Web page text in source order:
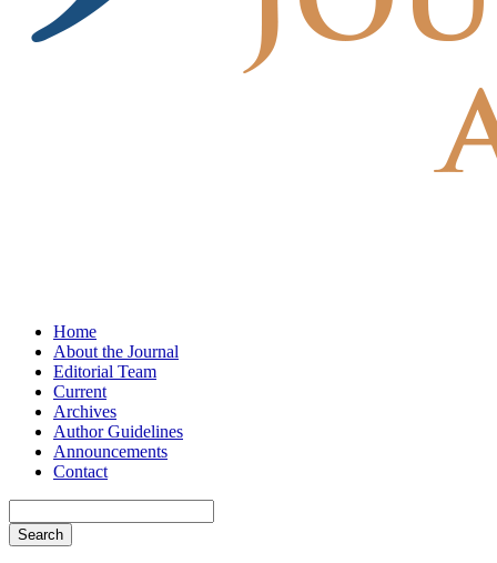
Home
About the Journal
Editorial Team
Current
Archives
Author Guidelines
Announcements
Contact
Search